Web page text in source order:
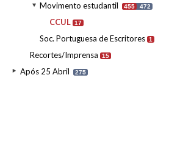
Movimento estudantil 455 472
CCUL 17
Soc. Portuguesa de Escritores 1
Recortes/Imprensa 15
Após 25 Abril 275